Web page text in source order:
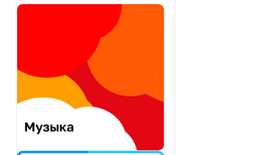
Екатеринбург
Калининград
Калуга